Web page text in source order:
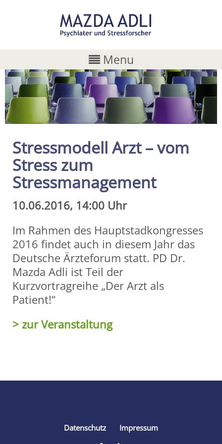
Menu
Stressmodell Arzt – vom
Stress zum
Stressmanagement
10.06.2016, 14:00 Uhr
Im Rahmen des Hauptstadkongresses
2016 findet auch in diesem Jahr das
Deutsche Ärzteforum statt. PD Dr.
Mazda Adli ist Teil der
Kurzvortragreihe „Der Arzt als
Patient!“
> zur Veranstaltung
Datenschutz Impressum